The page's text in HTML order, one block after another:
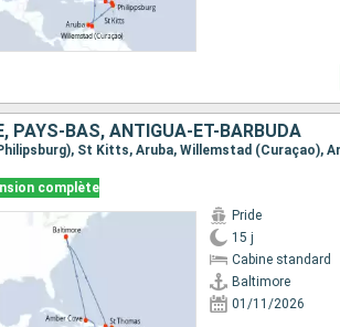
PAYS-BAS, ANTIGUA-ET-BARBUDA
complète
Pride
15 j
Cabine standard
Baltimore
01/11/2026